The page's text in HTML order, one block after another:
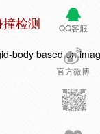
QQ客服
官方微博
检测
body based on